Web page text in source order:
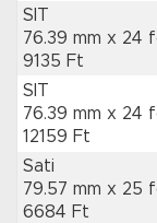
SIT
76.39 mm x 24
9135 Ft
SIT
76.39 mm x 24
12159 Ft
Sati
79.57 mm x 25
6684 Ft